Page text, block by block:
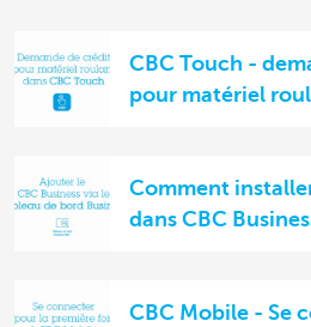
CBC Touch -
pour matériel
Comment
dans CBC
CBC Mobile - Se